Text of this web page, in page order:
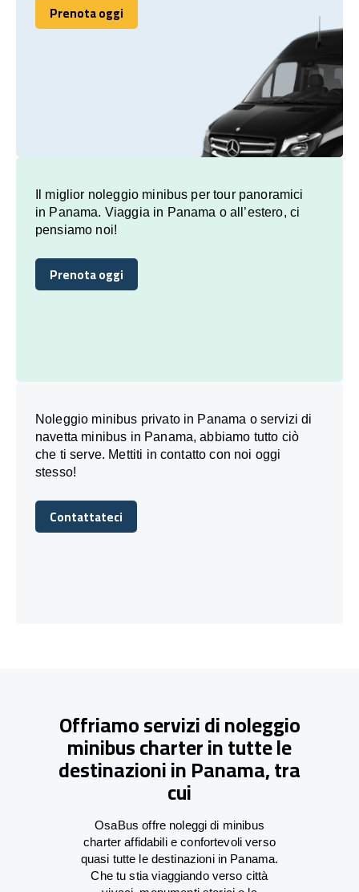
Prenota oggi
Prenota oggi
Il miglior noleggio minibus per tour panoramici
in Panama. Viaggia in Panama o all’estero, ci
pensiamo noi!
Prenota oggi
Prenota oggi
Noleggio minibus privato in Panama o servizi di
navetta minibus in Panama, abbiamo tutto ciò
che ti serve. Mettiti in contatto con noi oggi
stesso!
Contattateci
Contattateci
Offriamo servizi di noleggio
minibus charter in tutte le
destinazioni in Panama, tra
cui
OsaBus offre noleggi di minibus
charter affidabili e confortevoli verso
quasi tutte le destinazioni in Panama.
Che tu stia viaggiando verso città